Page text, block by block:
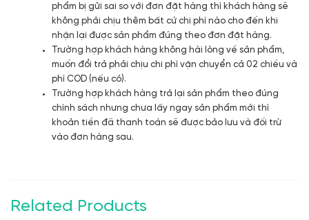
phẩm bị gửi sai so với đơn đặt hàng thì khách hàng sẽ
không phải chịu thêm bất cứ chi phí nào cho đến khi
nhận lại được sản phẩm đúng theo đơn đặt hàng.
Trường hợp khách hàng không hài lòng về sản phẩm,
muốn đổi trả phải chịu chi phí vận chuyển cả 02 chiều và
phí COD (nếu có).
Trường hợp khách hàng trả lại sản phẩm theo đúng
chính sách nhưng chưa lấy ngay sản phẩm mới thì
khoản tiền đã thanh toán sẽ được bảo lưu và đối trừ
vào đơn hàng sau.
Related Products